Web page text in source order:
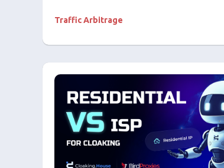
Budgetverschwendung! Lesen Sie
umfassenden Leitfaden: Wie man die
eines Partnerprogramms umfassend
"Shaving" vermeidet, die tatsächlichen
erzielt.
Traffic Arbitrage